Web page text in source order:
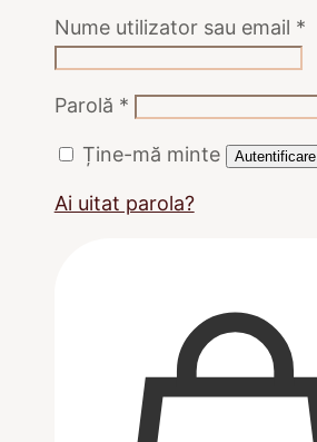
Nume utilizator sau email *
Parolă *
Ține-mă minte Autentificare
Ai uitat parola?